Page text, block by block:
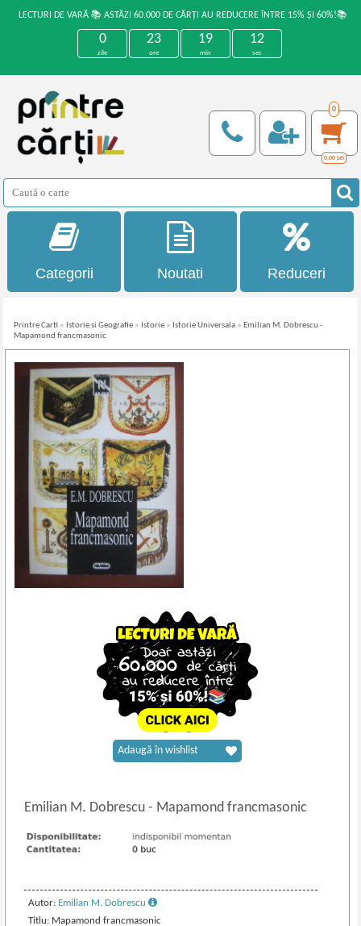
LECTURI DE VARĂ 📚 ASTĂZI 60.000 DE CĂRȚI AU REDUCERE ÎNTRE 15% ȘI 60%!📚
0
zile
23
ore
19
min
11
sec
0
0,00 Lei
Categorii Noutati Reduceri
Printre Carti » Istorie si Geografie » Istorie » Istorie Universala » Emilian M. Dobrescu -
Mapamond francmasonic
Emilian M. Dobrescu- Mapamond francmasonic
Autor: Emilian M. Dobrescu
Titlu: Mapamond francmasonic
Adaugă în wishlist